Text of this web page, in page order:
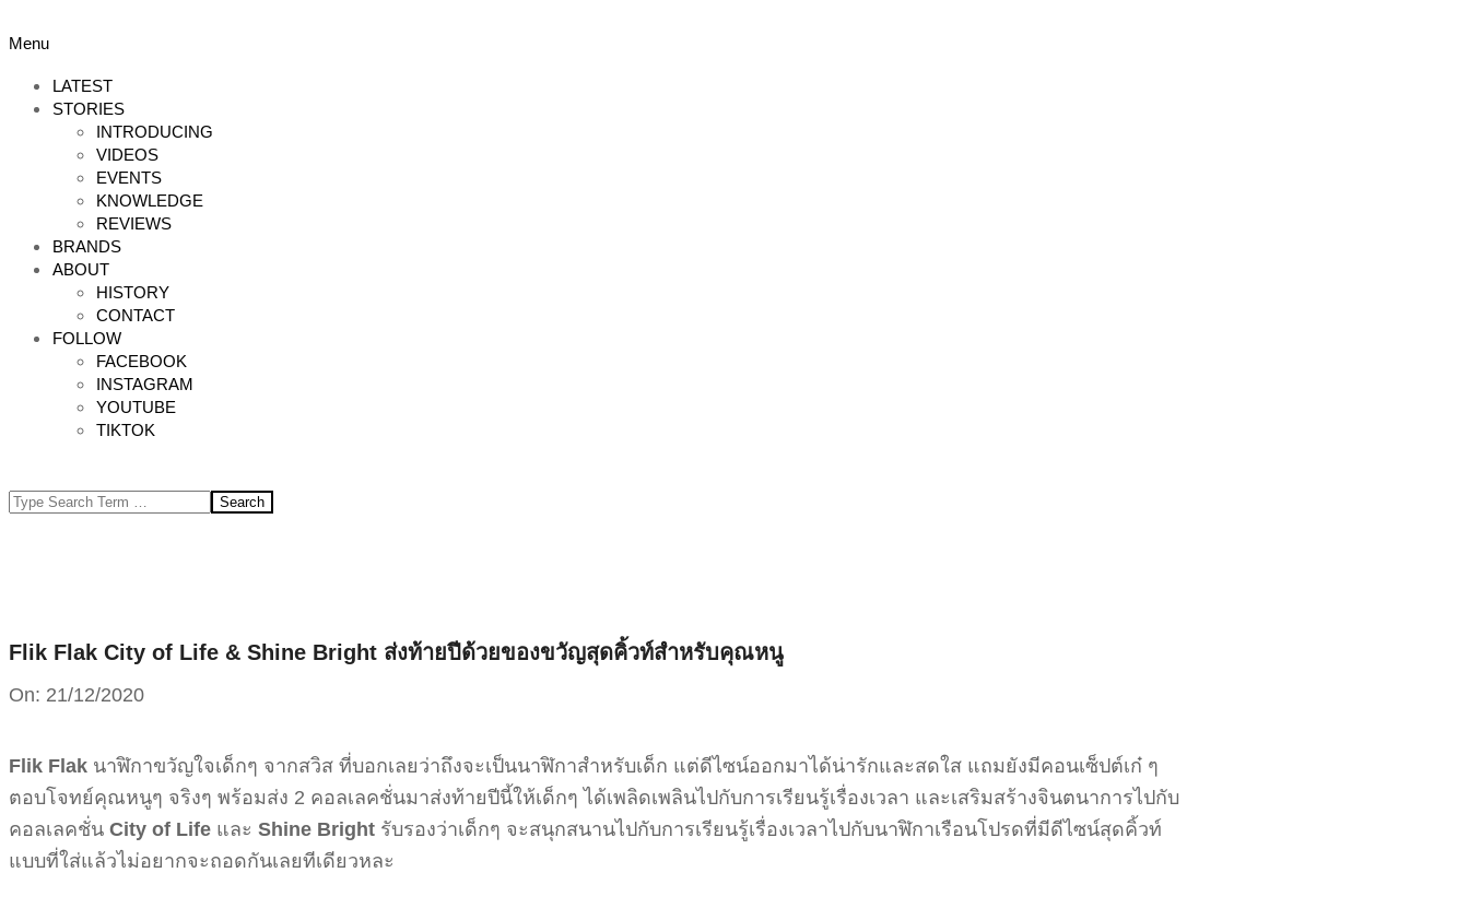
to
Primary
Menu
Menu
LATEST
STORIES
INTRODUCING
VIDEOS
EVENTS
KNOWLEDGE
REVIEWS
BRANDS
ABOUT
HISTORY
CONTACT
FOLLOW
FACEBOOK
INSTAGRAM
YOUTUBE
TIKTOK
Search
Flik Flak City of Life & Shine Bright ส่งท้ายปีด้วยของขวัญสุดคิ้วท์สำหรับคุณหนู
On: 21/12/2020
Flik Flak นาฬิกาขวัญใจเด็กๆ จากสวิส ที่บอกเลยว่าถึงจะเป็นนาฬิกาสำหรับเด็ก แต่ดีไซน์ออกมาได้น่ารักและสดใส แถมยังมีคอนเซ็ปต์เก๋ ๆ
ตอบโจทย์คุณหนูๆ จริงๆ พร้อมส่ง 2 คอลเลคชั่นมาส่งท้ายปีนี้ให้เด็กๆ ได้เพลิดเพลินไปกับการเรียนรู้เรื่องเวลา และเสริมสร้างจินตนาการไปกับ
คอลเลคชั่น City of Life และ Shine Bright รับรองว่าเด็กๆ จะสนุกสนานไปกับการเรียนรู้เรื่องเวลาไปกับนาฬิกาเรือนโปรดที่มีดีไซน์สุดคิ้วท์
แบบที่ใส่แล้วไม่อยากจะถอดกันเลยทีเดียวหละ